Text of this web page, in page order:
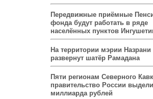
Передвижные приёмные
фонда будут работать в ряде
населённых пунктов
На территории мэрии Назрани
развернут шатёр Рамадана
Пяти регионам Северного
правительство России
миллиарда рублей